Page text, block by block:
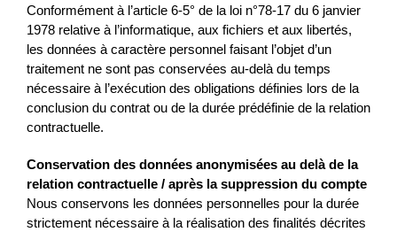
Conformément à l’article 6-5° de la loi n°78-17 du 6 janvier
1978 relative à l’informatique, aux fichiers et aux libertés,
les données à caractère personnel faisant l’objet d’un
traitement ne sont pas conservées au-delà du temps
nécessaire à l’exécution des obligations définies lors de la
conclusion du contrat ou de la durée prédéfinie de la relation
contractuelle.
Conservation des données anonymisées au delà de la
relation contractuelle / après la suppression du compte
Nous conservons les données personnelles pour la durée
strictement nécessaire à la réalisation des finalités décrites